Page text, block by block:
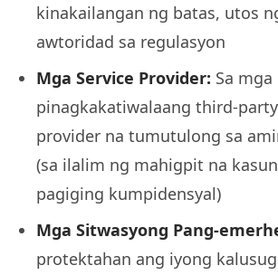
kinakailangan ng batas, utos
awtoridad sa regulasyon
Mga Service Provider: Sa mga
pinagkakatiwalaang third-
provider na tumutulong sa
(sa ilalim ng mahigpit na
pagiging kumpidensyal)
Mga Sitwasyong Pang-
protektahan ang iyong